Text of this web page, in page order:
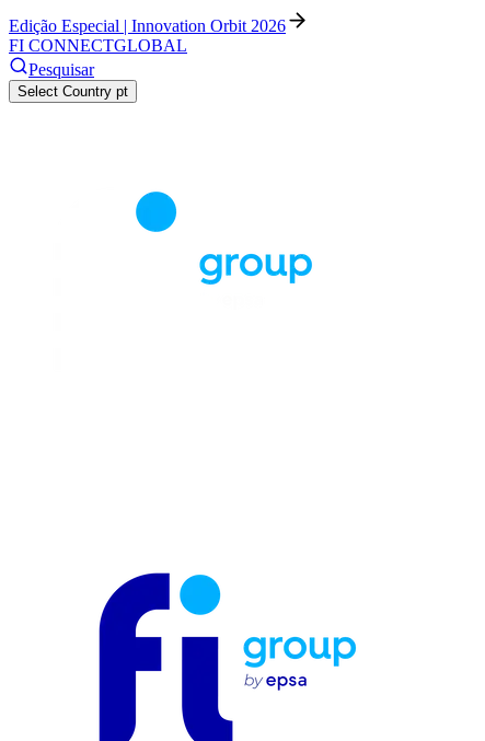
Edição Especial | Innovation Orbit 2026
FI CONNECTGLOBAL
Pesquisar
Select Country pt